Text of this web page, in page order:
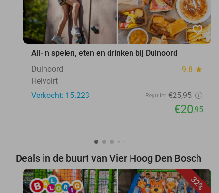
favorite_border
All-in spelen, eten en drinken bij Duinoord
Duinoord
9.8 star
Helvoirt
Verkocht: 15.223
Regulier €25,95
€20,95
Deals in de buurt van Vier Hoog Den Bosch
32%